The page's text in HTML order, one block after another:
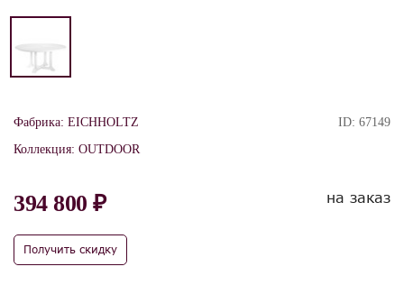
Фабрика: EICHHOLTZ
Коллекция: OUTDOOR
ID: 67149
394 800 ₽
Получить скидку
на заказ